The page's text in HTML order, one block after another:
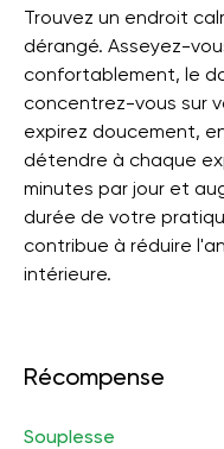
Trouvez un endroit
dérangé. Asseyez-
confortablement, le
concentrez-vous sur
expirez doucement,
détendre à chaque
minutes par jour et
durée de votre
contribue à réduire
intérieure.
Récompense
Souplesse